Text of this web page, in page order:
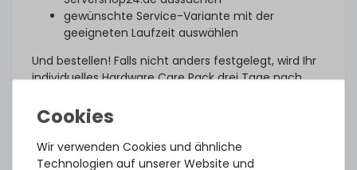
gewünschte Service-Variante mit der
geeigneten Laufzeit auswählen
Und bestellen! Falls nicht anders festgelegt, wird Ihr
individuelles Hardware Care Pack drei Tage nach
Was noch?
Das angebotene Hardware Care Pack erweitert Ihren
Schutz. Ihre gesetzlichen Gewährleistungsrechte
Wir verwenden Cookies und ähnliche
Technologien auf unserer Website und